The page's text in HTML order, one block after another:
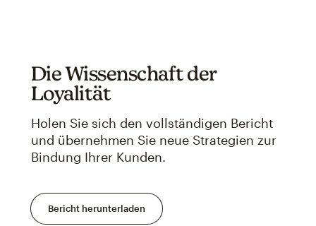
Die Wissenschaft der
Loyalität
Holen Sie sich den vollständigen Bericht
und übernehmen Sie neue Strategien zur
Bindung Ihrer Kunden.
Bericht herunterladen